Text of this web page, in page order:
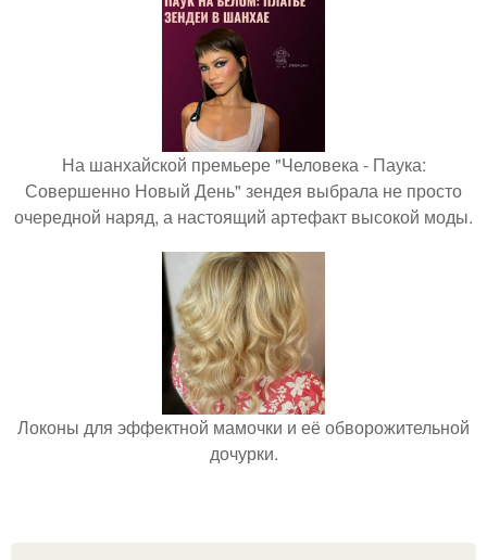
На шанхайской премьере "Человека - Паука:
Совершенно Новый День" зендея выбрала не просто
очередной наряд, а настоящий артефакт высокой моды.
Локоны для эффектной мамочки и её обворожительной
дочурки.